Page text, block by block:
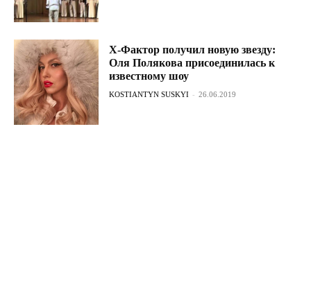
Х-Фактор получил новую звезду:
Оля Полякова присоединилась к
известному шоу
KOSTIANTYN SUSKYI - 26.06.2019